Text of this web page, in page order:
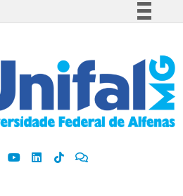
Participe
Acesso à informação
Legislação